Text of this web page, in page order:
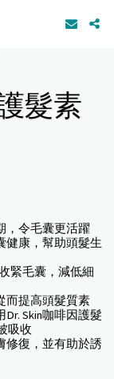
髮素
，令毛囊更活躍
健康，幫助頭髮生
緊毛囊，減低細
而提高頭髮質素
Skin咖啡因護髮
吸收
修復，並有助於誘